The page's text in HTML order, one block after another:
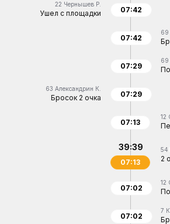
22 Чернышев Р.
Ушел с площадки 07:42
69
07:42
69
07:29
63 Александрин К.
Бросок 2 очка 07:29
12
07:13
54
2
39:39
07:13
12
07:02
7
07:02